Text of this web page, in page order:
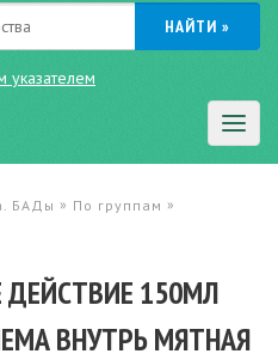
указателем
БАДы » По группам »
150МЛ
ВНУТРЬ МЯТНАЯ